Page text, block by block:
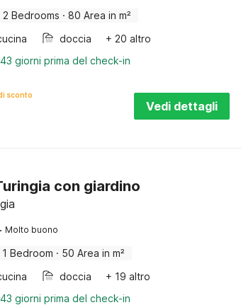
2 Bedrooms · 80 Area in m²
doccia
+ 20 altro
giorni prima del check-in
sconto
Vedi dettagli
con giardino
· Molto buono
1 Bedroom · 50 Area in m²
doccia
+ 19 altro
giorni prima del check-in